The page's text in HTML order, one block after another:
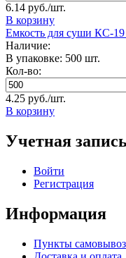
6.14 руб./шт.
В корзину
Емкость для суши КС-
Наличие:
В упаковке: 500 шт.
Кол-во:
4.25 руб./шт.
В корзину
Учетная запись
Войти
Регистрация
Информация
Пункты